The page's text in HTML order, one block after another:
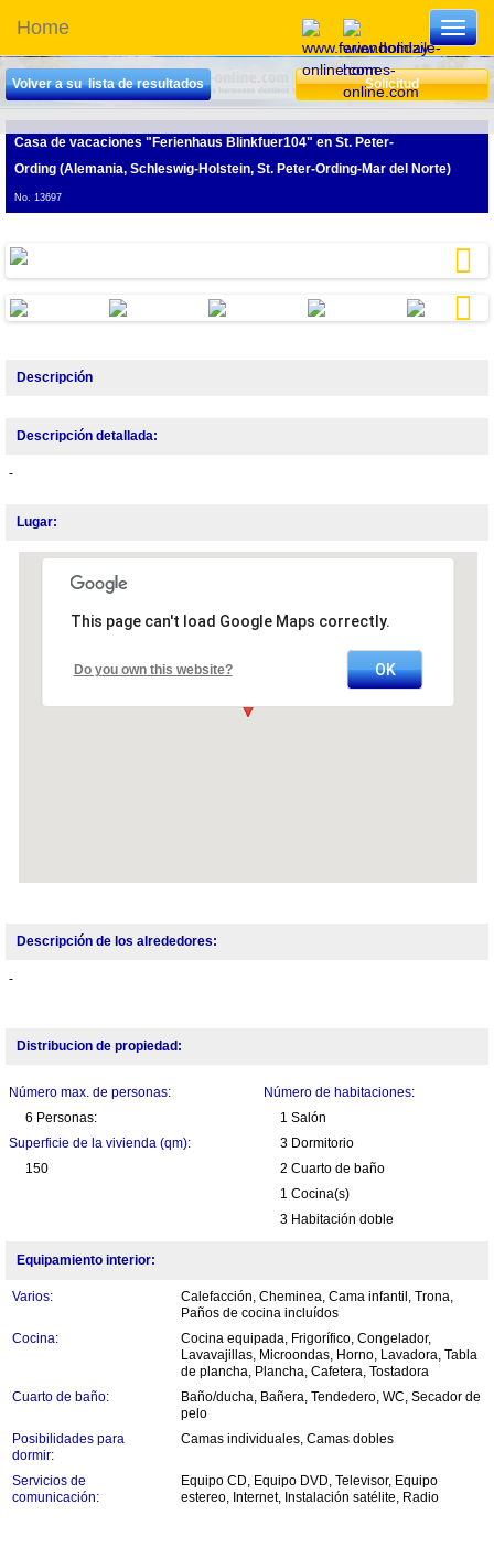
Home
Casa de vacaciones "Ferienhaus Blinkfuer104" en St. Peter-
Ording (Alemania, Schleswig-Holstein, St. Peter-Ording-Mar del Norte)
No. 13697
Volver a su lista de resultados Solicitud
Next
Descripción
Descripción detallada:
-
Lugar:
This page can't load Google Maps correctly.
Do you own this website? OK
Descripción de los alrededores:
-
Distribucion de propiedad:
Número max. de personas:
6 Personas:
Superficie de la vivienda (qm):
150
Número de habitaciones:
1 Salón
3 Dormitorio
2 Cuarto de baño
1 Cocina(s)
3 Habitación doble
Equipamiento interior:
Varios:
Calefacción, Cheminea, Cama infantil, Trona,
Paños de cocina incluídos
Cocina:
Cocina equipada, Frigorífico, Congelador,
Lavavajillas, Microondas, Horno, Lavadora, Tabla
de plancha, Plancha, Cafetera, Tostadora
Cuarto de baño:
Baño/ducha, Bañera, Tendedero, WC, Secador de
pelo
Posibilidades para
dormir:
Camas individuales, Camas dobles
Servicios de
comunicación:
Equipo CD, Equipo DVD, Televisor, Equipo
estereo, Internet, Instalación satélite, Radio